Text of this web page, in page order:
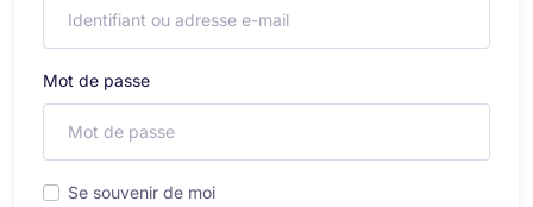
Mot de passe
Se souvenir de moi